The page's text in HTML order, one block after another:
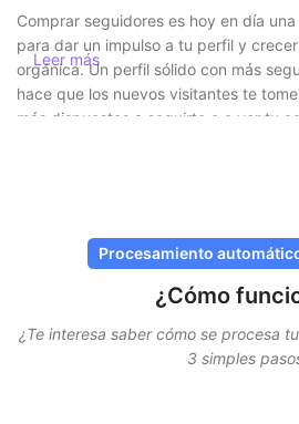
Comprar seguidores es hoy en día
para dar un impulso a tu perfil y
orgánica. Un perfil sólido con más
hace que los nuevos visitantes te
más dispuestos a seguirte o a ver tu
En SocialKings, la seguridad siempre
realizan mediante métodos seguros y
servicios están diseñados para
posible, para que tu cuenta
Leer más
Procesamiento
¿Cómo
¿Te interesa saber cómo se procesa
3 simples